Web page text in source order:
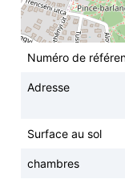
Numéro de
Adresse
Surface au sol
chambres